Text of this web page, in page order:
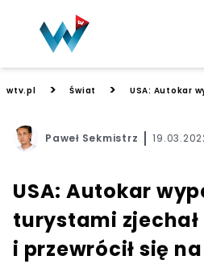
wtv.pl > Świat > USA: Autokar
Paweł Sekmistrz
USA: Autokar
turystami
i przewrócił się